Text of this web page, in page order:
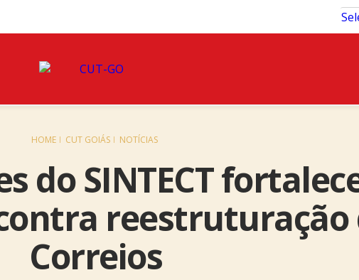
HOME CUT GOIÁS NOTÍCIAS
do SINTECT
reestruturação
Correios